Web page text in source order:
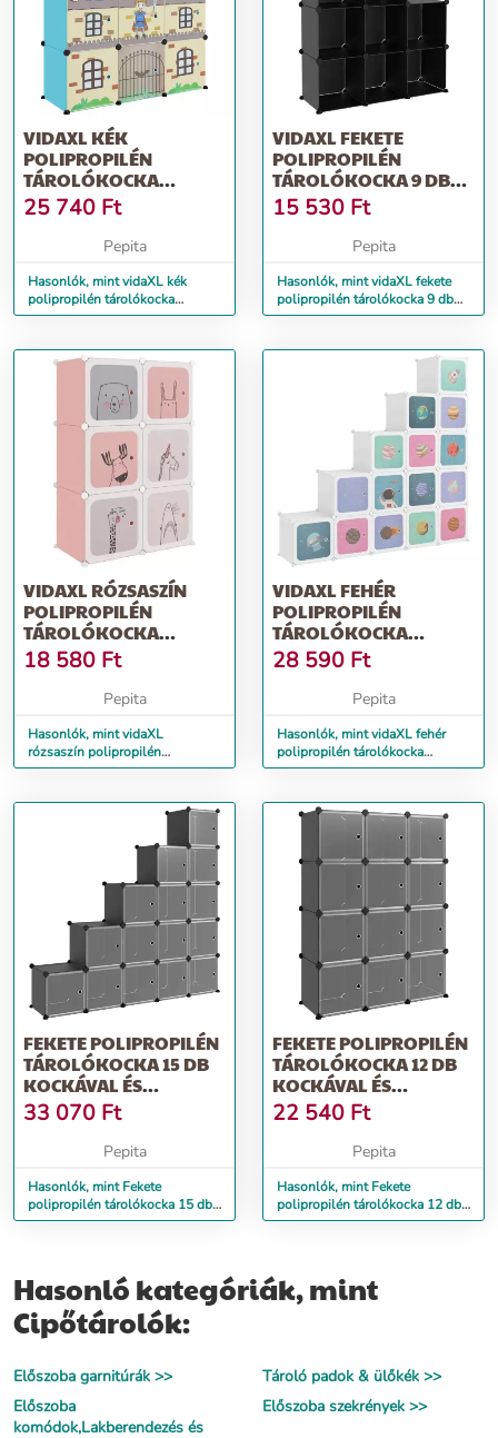
VIDAXL KÉK
POLIPROPILÉN
TÁROLÓKOCKA
GYEREKEKNEK 8
KOCKÁVAL
25 740 Ft
Pepita
Hasonlók, mint vidaXL kék
polipropilén tárolókocka
gyerekeknek 8 kockával
VIDAXL FEKETE
POLIPROPILÉN
TÁROLÓKOCKA 9 DB
KOCKÁVAL
15 530 Ft
Pepita
Hasonlók, mint vidaXL fekete
polipropilén tárolókocka 9 db
kockával
VIDAXL RÓZSASZÍN
POLIPROPILÉN
TÁROLÓKOCKA
GYEREKEKNEK 6
KOCKÁVAL
18 580 Ft
Pepita
Hasonlók, mint vidaXL
rózsaszín polipropilén
tárolókocka gyerekeknek 6
VIDAXL FEHÉR
POLIPROPILÉN
TÁROLÓKOCKA
GYEREKEKNEK 15
KOCKÁVAL
28 590 Ft
Pepita
Hasonlók, mint vidaXL fehér
polipropilén tárolókocka
gyerekeknek 15 kockával
FEKETE POLIPROPILÉN
TÁROLÓKOCKA 15 DB
KOCKÁVAL ÉS
AJTÓKKAL
33 070 Ft
Pepita
Hasonlók, mint Fekete
polipropilén tárolókocka 15 db
kockával és ajtókkal
FEKETE POLIPROPILÉN
TÁROLÓKOCKA 12 DB
KOCKÁVAL ÉS
AJTÓKKAL
22 540 Ft
Pepita
Hasonlók, mint Fekete
polipropilén tárolókocka 12 db
kockával és ajtókkal
Hasonló kategóriák, mint
Cipőtárolók:
Előszoba garnitúrák >>
Tároló padok & ülőkék >>
Előszoba
komódok,Lakberendezés és
Előszoba szekrények >>